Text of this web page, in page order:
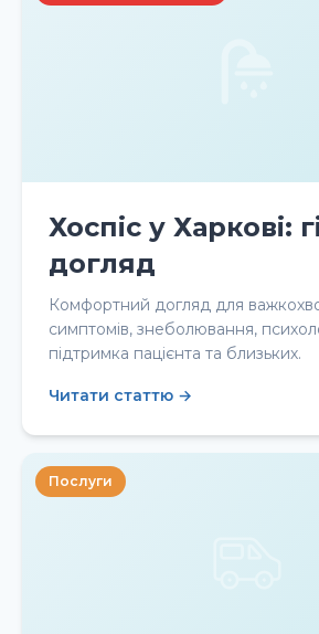
Хоспіс у Харкові:
догляд
Комфортний догляд для
симптомів, знеболювання,
підтримка пацієнта та близьких.
Читати статтю →
Послуги